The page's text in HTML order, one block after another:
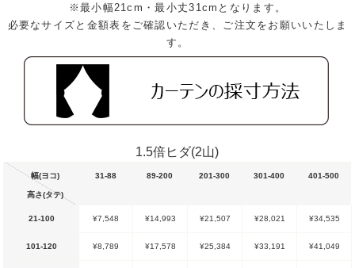
※最小幅21cm・最小丈31cmとなります。
必要なサイズと金額表をご確認いただき、ご注文をお願いいたしま
す。
1.5倍ヒダ(2山)
幅(ヨコ)
高さ(タテ)
31-88 89-200 201-300 301-400 401-500
21-100 ¥7,548 ¥14,993 ¥21,507 ¥28,021 ¥34,535
101-120 ¥8,789 ¥17,578 ¥25,384 ¥33,191 ¥41,049